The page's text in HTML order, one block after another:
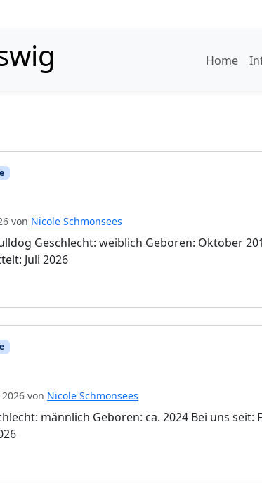
Home
von Nicole Schmonsees
Geschlecht: weiblich Geboren: Oktober
Juli 2026
von Nicole Schmonsees
männlich Geboren: ca. 2024 Bei uns seit: